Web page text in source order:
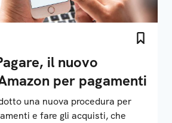
il nuovo
per pagamenti
una nuova procedura per
e fare gli acquisti, che